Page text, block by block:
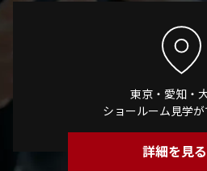
東京・愛知・
ショールーム見学が
詳細を見る